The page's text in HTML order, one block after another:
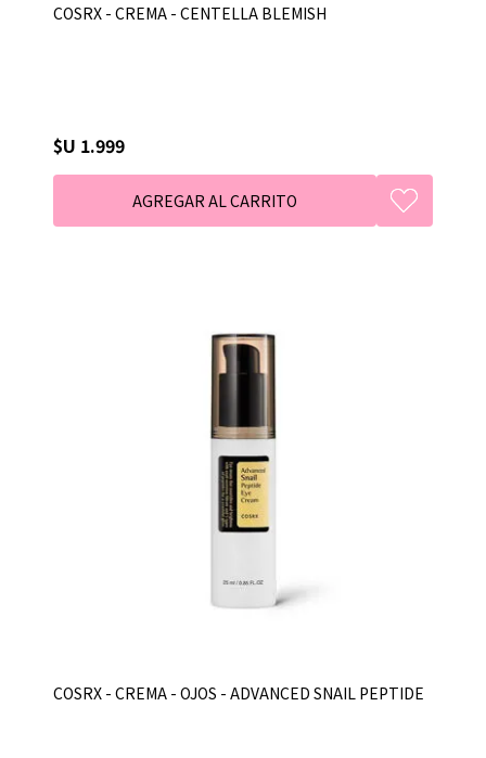
COSRX - CREMA - CENTELLA BLEMISH
$U 1.999
COSRX - CREMA - OJOS - ADVANCED SNAIL PEPTIDE